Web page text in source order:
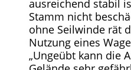
ausreichend stabil
Stamm nicht
ohne Seilwinde rät
Nutzung eines
„Ungeübt kann die